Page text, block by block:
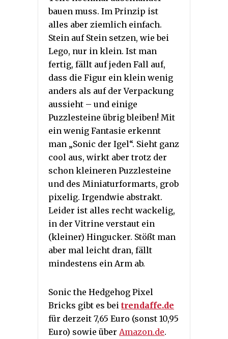
bauen muss. Im Prinzip ist
alles aber ziemlich einfach.
Stein auf Stein setzen, wie bei
Lego, nur in klein. Ist man
fertig, fällt auf jeden Fall auf,
dass die Figur ein klein wenig
anders als auf der Verpackung
aussieht – und einige
Puzzlesteine übrig bleiben! Mit
ein wenig Fantasie erkennt
man „Sonic der Igel“. Sieht ganz
cool aus, wirkt aber trotz der
schon kleineren Puzzlesteine
und des Miniaturformarts, grob
pixelig. Irgendwie abstrakt.
Leider ist alles recht wackelig,
in der Vitrine verstaut ein
(kleiner) Hingucker. Stößt man
aber mal leicht dran, fällt
mindestens ein Arm ab.
Sonic the Hedgehog Pixel
Bricks gibt es bei trendaffe.de
für derzeit 7,65 Euro (sonst 10,95
Euro) sowie über Amazon.de.